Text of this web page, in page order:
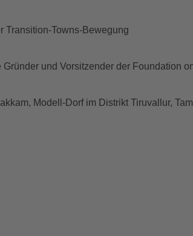
Transition-Towns-Bewegung
und Vorsitzender der Foundation
Modell-Dorf im Distrikt Tiruvallur,